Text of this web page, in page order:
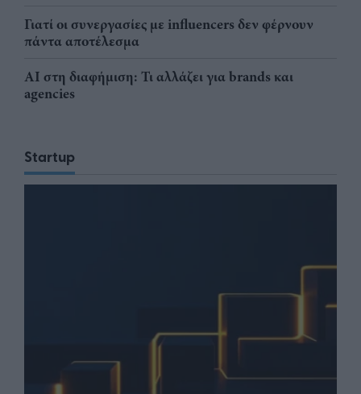
Γιατί οι συνεργασίες με influencers δεν φέρνουν
πάντα αποτέλεσμα
AI στη διαφήμιση: Τι αλλάζει για brands και
agencies
Startup